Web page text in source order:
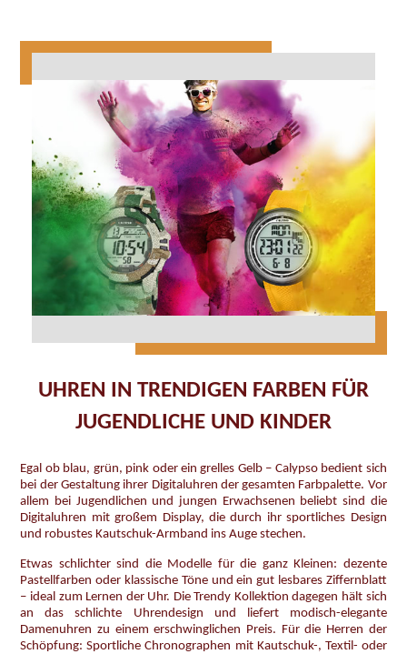
UHREN IN TRENDIGEN FARBEN FÜR
JUGENDLICHE UND KINDER
Egal ob blau, grün, pink oder ein grelles Gelb – Calypso bedient sich
bei der Gestaltung ihrer Digitaluhren der gesamten Farbpalette. Vor
allem bei Jugendlichen und jungen Erwachsenen beliebt sind die
Digitaluhren mit großem Display, die durch ihr sportliches Design
und robustes Kautschuk-Armband ins Auge stechen.
Etwas schlichter sind die Modelle für die ganz Kleinen: dezente
Pastellfarben oder klassische Töne und ein gut lesbares Ziffernblatt
– ideal zum Lernen der Uhr. Die Trendy Kollektion dagegen hält sich
an das schlichte Uhrendesign und liefert modisch-elegante
Damenuhren zu einem erschwinglichen Preis. Für die Herren der
Schöpfung: Sportliche Chronographen mit Kautschuk-, Textil- oder